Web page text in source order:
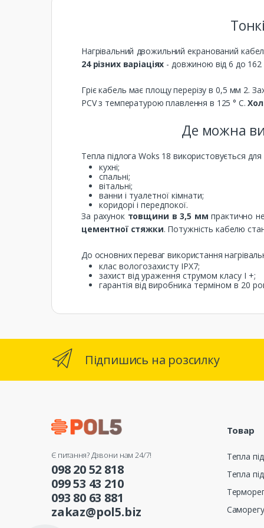
Нагрівальний двожильний екранований
24 різних варіаціях - довжиною від 6 до
Гріє кабель має площу перерізу в 0,5 мм 2.
PCV з температурою плавлення в 125 ° С.
Де можна
Тепла підлога Woks 18 використовується
кухні;
спальні;
вітальні;
ванни і туалетної кімнати;
коридорі і передпокої.
За рахунок товщини в 3,5 мм практично
цементної стяжки. Потужність кабелю
До основних переваг використання
клас вологозахисту IPX7;
захист від ураження струмом класу I +;
гарантія від виробника терміном в 20
Підпишись на розсилку
Є питання? Дзвони нам 24/7!
098 20 52 818
099 53 43 210
093 80 63 881
zakaz@pol5.biz
Товар
Тепла
Тепла